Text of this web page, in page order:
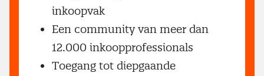
inkoopvak
Een community van meer dan
12.000 inkoopprofessionals
Toegang tot diepgaande